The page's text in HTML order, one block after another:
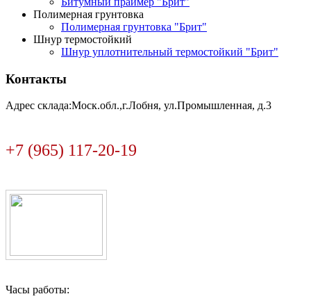
Полимерная грунтовка
Полимерная грунтовка "Брит"
Шнур термостойкий
Шнур уплотнительный термостойкий "Брит"
Контакты
Адрес склада:Моск.обл.,г.Лобня, ул.Промышленная, д.3
+7 (965) 117-20-19
Часы работы: